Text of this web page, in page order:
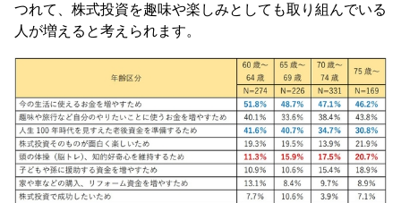
つれて、株式投資を趣味や楽しみとしても取り組んでいる
人が増えると考えられます。